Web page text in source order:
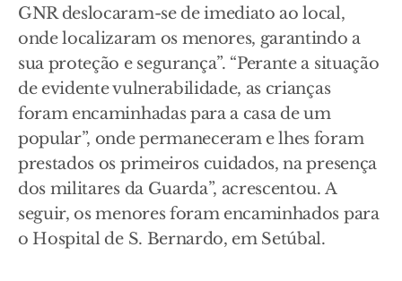
GNR deslocaram-se de imediato ao local,
onde localizaram os menores, garantindo a
sua proteção e segurança”. “Perante a situação
de evidente vulnerabilidade, as crianças
foram encaminhadas para a casa de um
popular”, onde permaneceram e lhes foram
prestados os primeiros cuidados, na presença
dos militares da Guarda”, acrescentou. A
seguir, os menores foram encaminhados para
o Hospital de S. Bernardo, em Setúbal.